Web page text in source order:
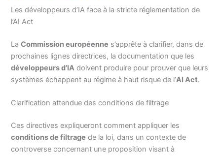
Les développeurs d’IA face à la stricte réglementation de
l’AI Act
LaCommission européenne s’apprête à clarifier, dans de
prochaines lignes directrices, la documentation que les
développeurs d’IA doivent produire pour prouver que leurs
systèmes échappent au régime à haut risque de l’AI Act.
Clarification attendue des conditions de filtrage
Ces directives expliqueront comment appliquer les
conditions de filtrage de la loi, dans un contexte de
controverse concernant une proposition visant à